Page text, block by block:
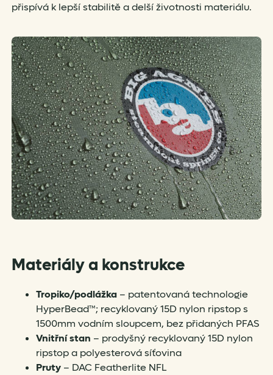
přispívá k lepší stabilitě a delší životnosti materiálu.
Materiály a konstrukce
Tropiko/podlážka – patentovaná technologie
HyperBead™; recyklovaný 15D nylon ripstop s
1500mm vodním sloupcem, bez přidaných PFAS
Vnitřní stan – prodyšný recyklovaný 15D nylon
ripstop a polyesterová síťovina
Pruty– DAC Featherlite NFL